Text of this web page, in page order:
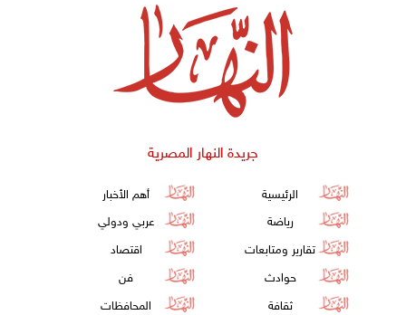
جريدة النهار المصرية
الرئيسية
أهم الأخبار
رياضة
عربي ودولي
تقارير ومتابعات
اقتصاد
حوادث
فن
ثقافة
المحافظات